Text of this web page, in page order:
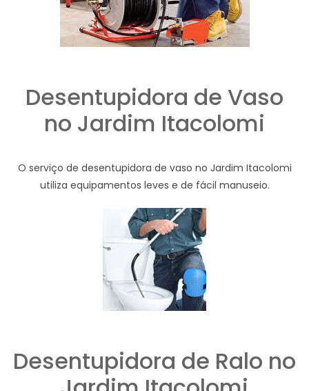
Desentupidora de Vaso
no Jardim Itacolomi
O serviço de desentupidora de vaso no Jardim Itacolomi
utiliza equipamentos leves e de fácil manuseio.
Desentupidora de Ralo no